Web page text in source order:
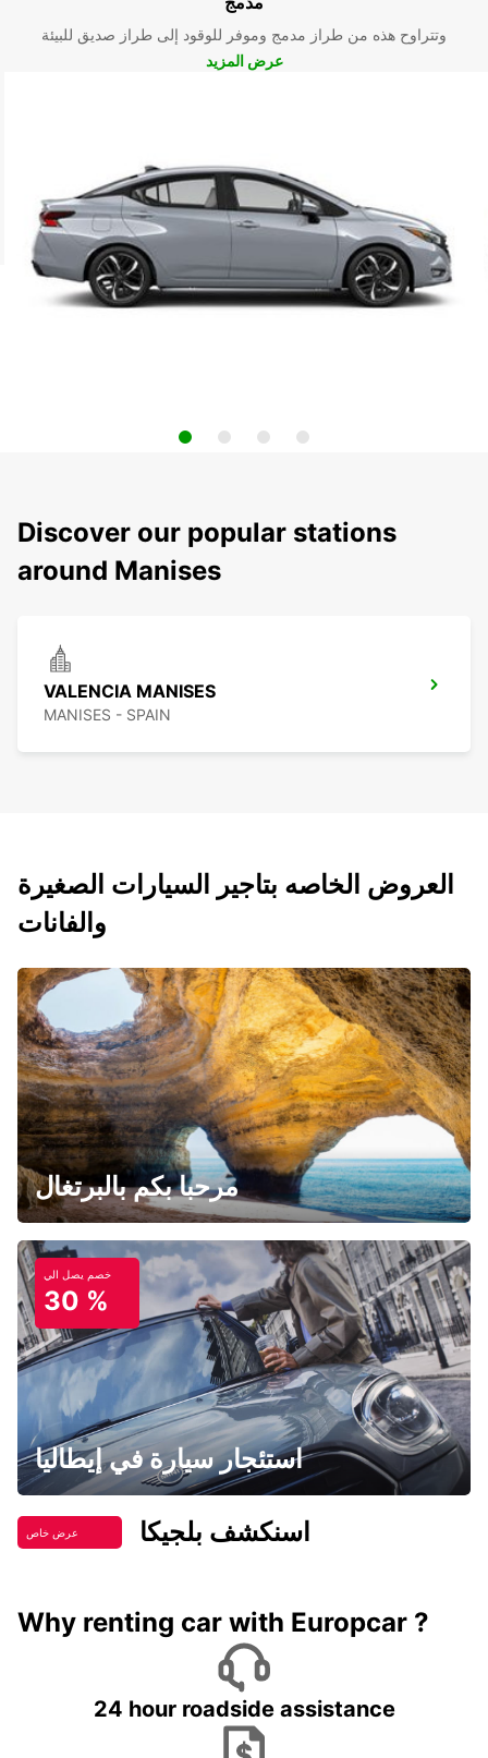
وتتراوح هذه من طراز مدمج وموفر للوقود إلى طراز صديق للبيئة
عرض المزيد
Discover our popular stations
around Manises
VALENCIA MANISES
MANISES - SPAIN
العروض الخاصه بتاجير السيارات الصغيرة
والفانات
مرحبا بكم بالبرتغال
خصم يصل الي
30 %
استئجار سيارة في إيطاليا
عرض خاص اسنكشف بلجيكا
Why renting car with Europcar ?
24 hour roadside assistance